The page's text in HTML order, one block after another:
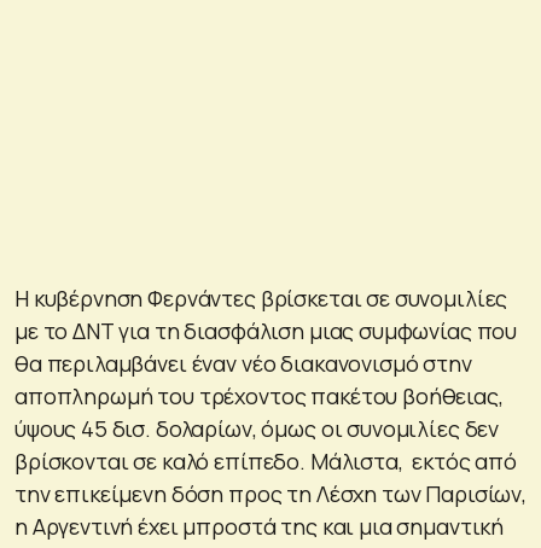
Η κυβέρνηση Φερνάντες βρίσκεται σε συνομιλίες
με το ΔΝΤ για τη διασφάλιση μιας συμφωνίας που
θα περιλαμβάνει έναν νέο διακανονισμό στην
αποπληρωμή του τρέχοντος πακέτου βοήθειας,
ύψους 45 δισ. δολαρίων, όμως οι συνομιλίες δεν
βρίσκονται σε καλό επίπεδο. Μάλιστα, εκτός από
την επικείμενη δόση προς τη Λέσχη των Παρισίων,
η Αργεντινή έχει μπροστά της και μια σημαντική